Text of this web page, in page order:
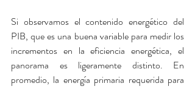
Si observamos el contenido energético del
PIB, que es una buena variable para medir los
incrementos en la eficiencia energética, el
panorama es ligeramente distinto. En
promedio, la energía primaria requerida para